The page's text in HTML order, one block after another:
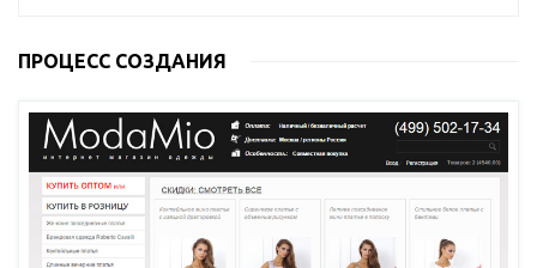
ПРОЦЕСС СОЗДАНИЯ